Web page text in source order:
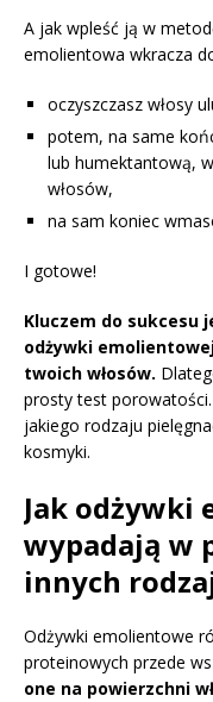
A jak wpleść ją w
emolientowa wkracza
oczyszczasz włosy
potem, na same
lub humektantową,
włosów,
na sam koniec
I gotowe!
Kluczem do sukcesu
odżywki
twoich włosów.
prosty test porowatości.
jakiego rodzaju
kosmyki.
Jak odżywki
wypadają w
innych
Odżywki emolientowe
proteinowych przede
one na powierzchni